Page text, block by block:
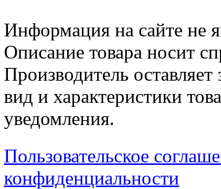
Информация на сайте не
Описание товара носит
Производитель
вид и характеристики
уведомления.
Пользовательское
конфиденциальности